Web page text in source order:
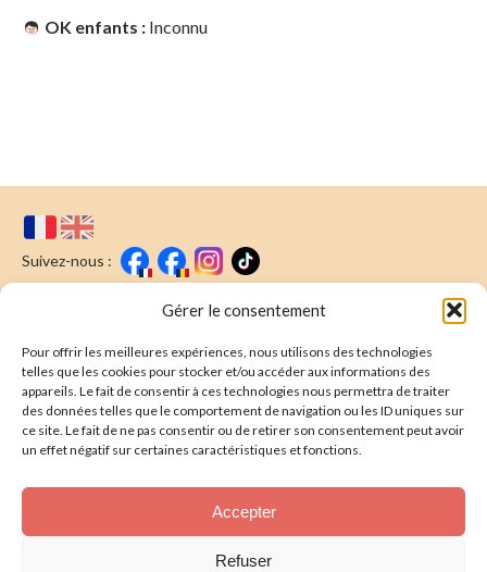
Gérer le consentement
Pour offrir les meilleures expériences, nous utilisons des technologies
telles que les cookies pour stocker et/ou accéder aux informations des
appareils. Le fait de consentir à ces technologies nous permettra de traiter
des données telles que le comportement de navigation ou les ID uniques sur
ce site. Le fait de ne pas consentir ou de retirer son consentement peut avoir
un effet négatif sur certaines caractéristiques et fonctions.
Accepter
Refuser
OK enfants : Inconnu
Suivez-nous :
Nous écrire
Newsletter
E-mail* : Souscrire
J'ai lu & j'accepte lapolitique de confidentalité